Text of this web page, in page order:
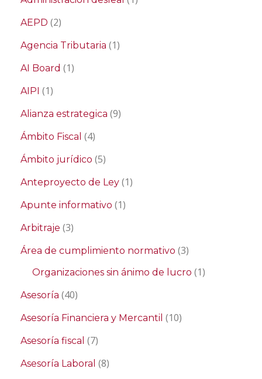
AEPD (2)
Agencia Tributaria (1)
AI Board (1)
AIPI (1)
Alianza estrategica (9)
Ámbito Fiscal (4)
Ámbito jurídico (5)
Anteproyecto de Ley (1)
Apunte informativo (1)
Arbitraje (3)
Área de cumplimiento normativo (3)
Organizaciones sin ánimo de lucro (1)
Asesoría (40)
Asesoría Financiera y Mercantil (10)
Asesoría fiscal (7)
Asesoría Laboral (8)